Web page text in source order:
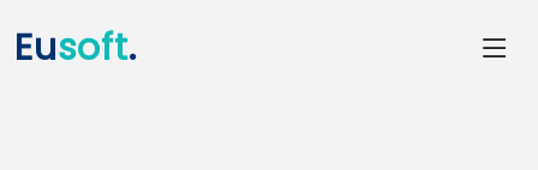
Eusoft.